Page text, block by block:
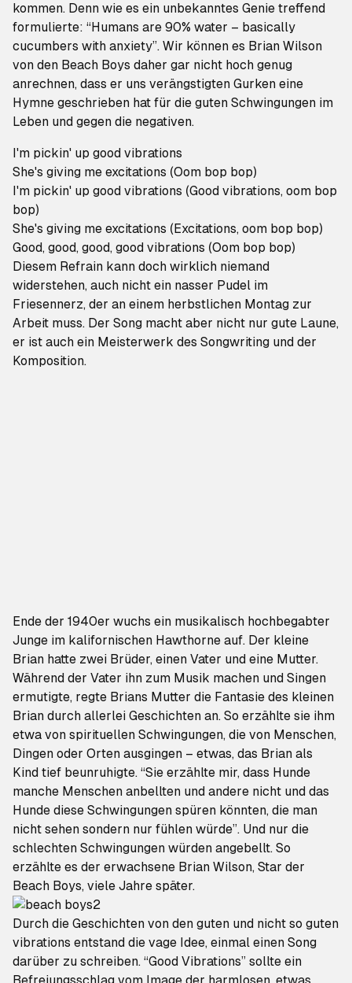
kommen. Denn wie es ein unbekanntes Genie treffend
formulierte: “Humans are 90% water – basically
cucumbers with anxiety”. Wir können es Brian Wilson
von den Beach Boys daher gar nicht hoch genug
anrechnen, dass er uns verängstigten Gurken eine
Hymne geschrieben hat für die guten Schwingungen im
Leben und gegen die negativen.
I'm pickin' up good vibrations
She's giving me excitations (Oom bop bop)
I'm pickin' up good vibrations (Good vibrations, oom bop
bop)
She's giving me excitations (Excitations, oom bop bop)
Good, good, good, good vibrations (Oom bop bop)
Diesem Refrain kann doch wirklich niemand
widerstehen, auch nicht ein nasser Pudel im
Friesennerz, der an einem herbstlichen Montag zur
Arbeit muss. Der Song macht aber nicht nur gute Laune,
er ist auch ein Meisterwerk des Songwriting und der
Komposition.
Ende der 1940er wuchs ein musikalisch hochbegabter
Junge im kalifornischen Hawthorne auf. Der kleine
Brian hatte zwei Brüder, einen Vater und eine Mutter.
Während der Vater ihn zum Musik machen und Singen
ermutigte, regte Brians Mutter die Fantasie des kleinen
Brian durch allerlei Geschichten an. So erzählte sie ihm
etwa von spirituellen Schwingungen, die von Menschen,
Dingen oder Orten ausgingen – etwas, das Brian als
Kind tief beunruhigte. “Sie erzählte mir, dass Hunde
manche Menschen anbellten und andere nicht und das
Hunde diese Schwingungen spüren könnten, die man
nicht sehen sondern nur fühlen würde”. Und nur die
schlechten Schwingungen würden angebellt. So
erzählte es der erwachsene Brian Wilson, Star der
Beach Boys, viele Jahre später.
Durch die Geschichten von den guten und nicht so guten
vibrations entstand die vage Idee, einmal einen Song
darüber zu schreiben. “Good Vibrations” sollte ein